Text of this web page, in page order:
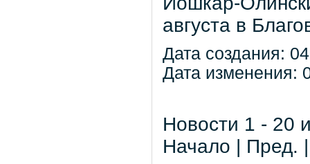
августа в
Дата создания:
Дата изменения:
Новости 1 - 20
Начало | Пред.